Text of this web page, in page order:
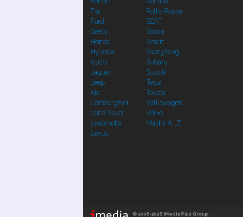
Fiat
Ford
Geely
Honda
Hyundai
Isuzu
Jaguar
Jeep
Kia
Lamborghini
Land Rover
Leapmotor
Lexus
Rolls-Royce
SEAT
Skoda
Smart
SsangYong
Subaru
Suzuki
Tesla
Toyota
Volkswagen
Volvo
Mașini A...Z
© 2006-2026 iMedia Plus Group